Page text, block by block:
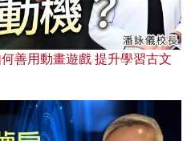
善用動畫遊戲 提升學習古文